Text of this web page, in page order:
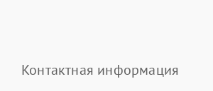
Контактная информация